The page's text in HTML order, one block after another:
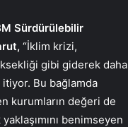
Sürdürülebilir
“İklim krizi,
gibi giderek daha
itiyor. Bu bağlamda
kurumların değeri de
benimseyen